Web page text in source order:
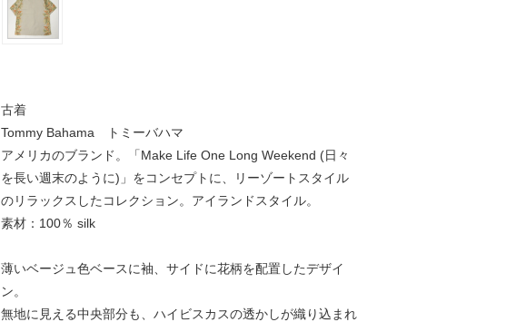
古着
Tommy Bahama トミーバハマ
アメリカのブランド。「Make Life One Long Weekend (日々
を長い週末のように)」をコンセプトに、リーゾートスタイル
のリラックスしたコレクション。アイランドスタイル。
素材：100％ silk
薄いベージュ色ベースに袖、サイドに花柄を配置したデザイ
ン。
無地に見える中央部分も、ハイビスカスの透かしが織り込まれ